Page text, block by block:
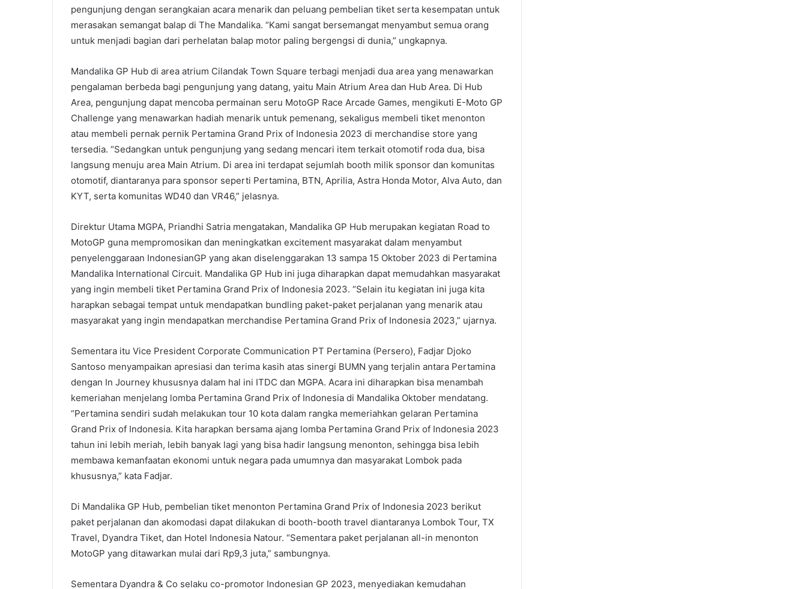
pengunjung dengan serangkaian acara menarik dan peluang pembelian tiket serta kesempatan untuk
merasakan semangat balap di The Mandalika. “Kami sangat bersemangat menyambut semua orang
untuk menjadi bagian dari perhelatan balap motor paling bergengsi di dunia,” ungkapnya.
Mandalika GP Hub di area atrium Cilandak Town Square terbagi menjadi dua area yang menawarkan
pengalaman berbeda bagi pengunjung yang datang, yaitu Main Atrium Area dan Hub Area. Di Hub
Area, pengunjung dapat mencoba permainan seru MotoGP Race Arcade Games, mengikuti E-Moto GP
Challenge yang menawarkan hadiah menarik untuk pemenang, sekaligus membeli tiket menonton
atau membeli pernak pernik Pertamina Grand Prix of Indonesia 2023 di merchandise store yang
tersedia. “Sedangkan untuk pengunjung yang sedang mencari item terkait otomotif roda dua, bisa
langsung menuju area Main Atrium. Di area ini terdapat sejumlah booth milik sponsor dan komunitas
otomotif, diantaranya para sponsor seperti Pertamina, BTN, Aprilia, Astra Honda Motor, Alva Auto, dan
KYT, serta komunitas WD40 dan VR46,” jelasnya.
Direktur Utama MGPA, Priandhi Satria mengatakan, Mandalika GP Hub merupakan kegiatan Road to
MotoGP guna mempromosikan dan meningkatkan excitement masyarakat dalam menyambut
penyelenggaraan IndonesianGP yang akan diselenggarakan 13 sampa 15 Oktober 2023 di Pertamina
Mandalika International Circuit. Mandalika GP Hub ini juga diharapkan dapat memudahkan masyarakat
yang ingin membeli tiket Pertamina Grand Prix of Indonesia 2023. “Selain itu kegiatan ini juga kita
harapkan sebagai tempat untuk mendapatkan bundling paket-paket perjalanan yang menarik atau
masyarakat yang ingin mendapatkan merchandise Pertamina Grand Prix of Indonesia 2023,” ujarnya.
Sementara itu Vice President Corporate Communication PT Pertamina (Persero), Fadjar Djoko
Santoso menyampaikan apresiasi dan terima kasih atas sinergi BUMN yang terjalin antara Pertamina
dengan In Journey khususnya dalam hal ini ITDC dan MGPA. Acara ini diharapkan bisa menambah
kemeriahan menjelang lomba Pertamina Grand Prix of Indonesia di Mandalika Oktober mendatang.
“Pertamina sendiri sudah melakukan tour 10 kota dalam rangka memeriahkan gelaran Pertamina
Grand Prix of Indonesia. Kita harapkan bersama ajang lomba Pertamina Grand Prix of Indonesia 2023
tahun ini lebih meriah, lebih banyak lagi yang bisa hadir langsung menonton, sehingga bisa lebih
membawa kemanfaatan ekonomi untuk negara pada umumnya dan masyarakat Lombok pada
khususnya,” kata Fadjar.
Di Mandalika GP Hub, pembelian tiket menonton Pertamina Grand Prix of Indonesia 2023 berikut
paket perjalanan dan akomodasi dapat dilakukan di booth-booth travel diantaranya Lombok Tour, TX
Travel, Dyandra Tiket, dan Hotel Indonesia Natour. “Sementara paket perjalanan all-in menonton
MotoGP yang ditawarkan mulai dari Rp9,3 juta,” sambungnya.
Sementara Dyandra & Co selaku co-promotor Indonesian GP 2023, menyediakan kemudahan